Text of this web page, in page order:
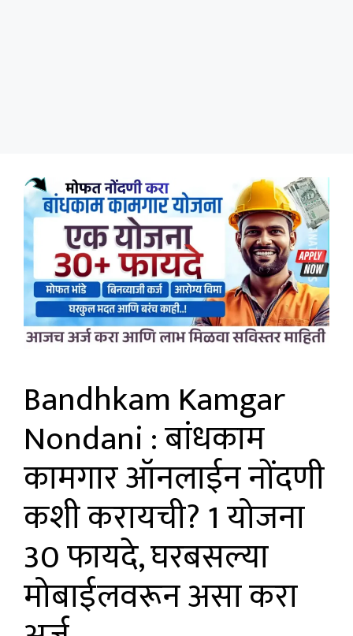
Bandhkam Kamgar
Nondani : बांधकाम
कामगार ऑनलाईन नोंदणी
कशी करायची? 1 योजना
30 फायदे, घरबसल्या
मोबाईलवरून असा करा